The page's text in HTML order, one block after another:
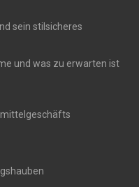
sein stilsicheres
und was zu erwarten ist